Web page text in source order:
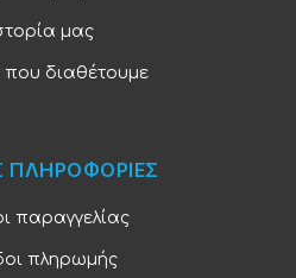
μας
διαθέτουμε
ΠΛΗΡΟΦΟΡΙΕΣ
παραγγελίας
πληρωμής